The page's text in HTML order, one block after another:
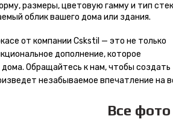
размеры, цветовую гамму и тип
облик вашего дома или здания.
от компании Cskstil — это не только
дополнение, которое
Обращайтесь к нам, чтобы создать
незабываемое впечатление на
Все